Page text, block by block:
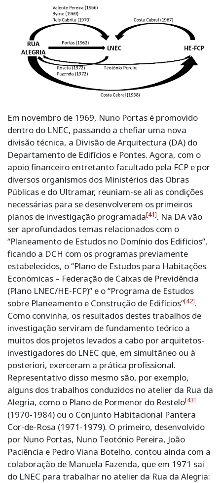
Em novembro de 1969, Nuno Portas é promovido
dentro do LNEC, passando a chefiar uma nova
divisão técnica, a Divisão de Arquitectura (DA) do
Departamento de Edifícios e Pontes. Agora, com o
apoio financeiro entretanto facultado pela FCP e por
diversos organismos dos Ministérios das Obras
Públicas e do Ultramar, reuniam-se ali as condições
necessárias para se desenvolverem os primeiros
planos de investigação programada[41]. Na DA vão
ser aprofundados temas relacionados com o
“Planeamento de Estudos no Domínio dos Edifícios”,
ficando a DCH com os programas previamente
estabelecidos, o “Plano de Estudos para Habitações
Económicas – Federação de Caixas de Previdência
(Plano LNEC/HE-FCP)” e o “Programa de Estudos
sobre Planeamento e Construção de Edifícios”[42].
Como convinha, os resultados destes trabalhos de
investigação serviram de fundamento teórico a
muitos dos projetos levados a cabo por arquitetos-
investigadores do LNEC que, em simultâneo ou à
posteriori, exerceram a prática profissional.
Representativo disso mesmo são, por exemplo,
alguns dos trabalhos conduzidos no atelier da Rua da
Alegria, como o Plano de Pormenor do Restelo[43]
(1970-1984) ou o Conjunto Habitacional Pantera
Cor-de-Rosa (1971-1979). O primeiro, desenvolvido
por Nuno Portas, Nuno Teotónio Pereira, João
Paciência e Pedro Viana Botelho, contou ainda com a
colaboração de Manuela Fazenda, que em 1971 sai
do LNEC para trabalhar no atelier da Rua da Alegria: